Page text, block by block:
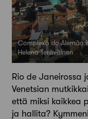
Complexo do Alemão
Helena Teräväinen
Rio de Janeirossa
Venetsian
että miksi kaikkea
ja hallita?